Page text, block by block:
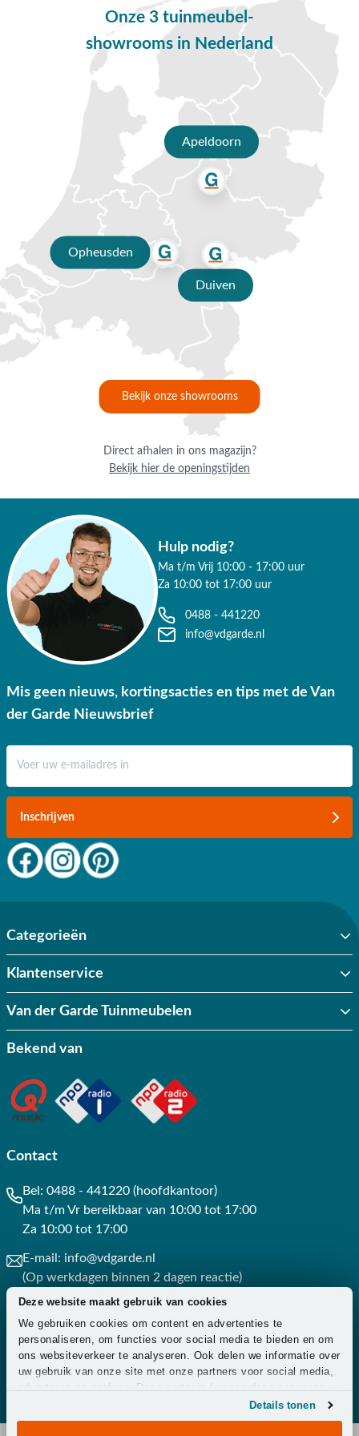
Deze website maakt gebruik van cookies
We gebruiken cookies om content en advertenties te
personaliseren, om functies voor social media te bieden en om
ons websiteverkeer te analyseren. Ook delen we informatie over
uw gebruik van onze site met onze partners voor social media,
adverteren en analyse. Deze partners kunnen deze gegevens
combineren met andere informatie die u aan ze heeft verstrekt
of die ze hebben verzameld op basis van uw gebruik van hun
Details tonen
aan het ronde teakhouten tafelblad. De combinatie van
teakhout en het RVS frame zorgt voor een stoere, maar ook
luxe uitstraling. Teakhout staat erom bekend dat het na
verloop van tijd kan gaan verkleuren. Wil je de warme bruine
kleur terug krijgen? Dan kun je het teakhout eenvoudig
behandelen met een teak protector.
Deze loungeset bestaat uit:
2x Capresi loungestoel
1x Capresi 3-zits loungebank
1x Volta koffietafel Ø80 cm.
1x Volta koffietafel Ø60 cm.
Vragen of hulp nodig?
Heb je nog vragen over de Capresi/Volta loungeset? Bel ons
dan op0488-441220 , stuur een e-mail naarinfo@vdgarde.nl
of maak gebruik van de chatfunctie. Uiteraard ben je ook van
harte welkom in onze showroom in Opheusden, Duiven of
Apeldoorn. Onze specialisten voorzien je graag van een
Waarom kopen bij Van der Garde
✔ 80 jaar ervaring
✔ 9.4/10 uit 19.500+ klantbeoordeling
✔ Gratis verzending vanaf €50,-
✔ Goede service
Onze 3 tuinmeubel-
showrooms in Nederland
Apeldoorn
Opheusden
Duiven
Bekijk onze showrooms
Direct afhalen in ons magazijn?
Bekijk hier de openingstijden
Hulp nodig?
Ma t/m Vrij 10:00 - 17:00 uur
Za 10:00 tot 17:00 uur
0488 - 441220
info@vdgarde.nl
Mis geen nieuws, kortingsacties en tips met de Van
der Garde Nieuwsbrief
Inschrijven
Categorieën
Klantenservice
Van der Garde Tuinmeubelen
Bekend van
Contact
Bel: 0488 - 441220 (hoofdkantoor)
Ma t/m Vr bereikbaar van 10:00 tot 17:00
Za 10:00 tot 17:00
E-mail: info@vdgarde.nl
(Op werkdagen binnen 2 dagen reactie)
Whatsapp: 0488441220
(Op werkdagen binnen 3 uur reactie)